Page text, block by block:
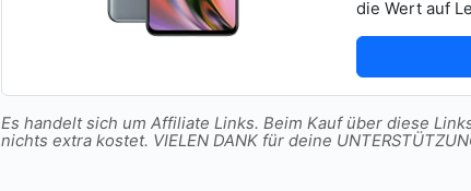
die Wert auf
Es handelt sich um Affiliate Links. Beim Kauf über diese
nichts extra kostet. VIELEN DANK für deine